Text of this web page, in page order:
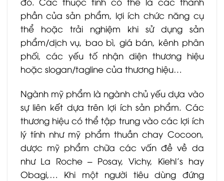
phần của sản phẩm, lợi ích chức năng cụ
thể hoặc trải nghiệm khi sử dụng sản
phẩm/dịch vụ, bao bì, giá bán, kênh phân
phối, các yếu tố nhận diện thương hiệu
hoặc slogan/tagline của thương hiệu…
Ngành mỹ phẩm là ngành chủ yếu dựa vào
sự liên kết dựa trên lợi ích sản phẩm. Các
thương hiệu có thể tập trung vào các lợi ích
lý tính như mỹ phẩm thuần chay Cocoon,
dược mỹ phẩm chữa các vấn đề về da
như La Roche – Posay, Vichy, Kiehl’s hay
Obagi,… Khi một người tiêu dùng đứng